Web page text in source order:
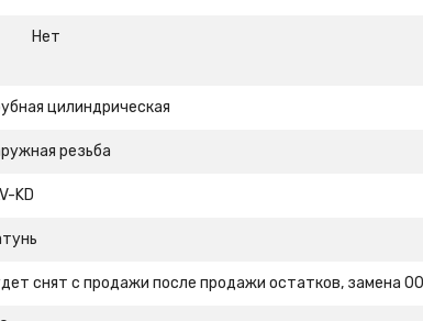
Нет
цилиндрическая
резьба
KD
снят с продажи после продажи остатков, замена